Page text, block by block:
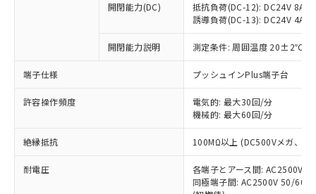
開閉能力(DC)
抵抗負荷(DC-12): DC24V 8A/
誘導負荷(DC-13): DC24V 4A/
開閉能力説明 測定条件: 周囲温度 20±2℃、
端子仕様 プッシュインPlus端子台
許容操作頻度
電気的: 最大30回/分
機械的: 最大60回/分
絶縁抵抗 100MΩ以上 (DC500Vメガ、点
耐電圧
各端子とアース間: AC2500V
同極端子間: AC2500V 50/
本サービスは、当社制御機器事業取扱
商品の当社在庫状況および標準価格
(税抜)を提供させていただくもので
当社制御機器事業取扱商品の中には、
ことをご了承ください。
在庫状況および標準価格照会結果は、
記載している更新日時点での社内デー
タに基づき作成されるものであり、閲
覧された時点での実際の在庫および標
準価格とは異なる場合があることをご
調査・確認中：EU RoHS指令（10物質）の
非含有の対応状況を調査中または確認中の
非該当品：ライセンス料など無形物で、有
害物質有無と関係のない商品です。
仕入先様の事情により、非含有部品として
いたものが、含有品と判明した場合などや
むを得ず変更することがあります。
*EU RoHS指令（10物質）：
鉛(Pb) 1000ppm以下、 水銀(Hg) 1000ppm以下、 カド
六価クロム(Cr(Ⅵ)) 1000ppm以下、ポリ臭化ビフェニル
類(PBB) 1000ppm以下、ポリ臭化ジフェニルエーテル類
「○」：最大均質材料含有率が中国RoHSの
基準値以下であることを示します。
「×」：最大均質材料含有率が中国RoHSの
基準値を超えていることを示します。
「－」：未確認です。当社販売部門へお問
*中国RoHS10物質の基準値 (GB/T26572)：
Pb(鉛) :1000ppm、 Hg(水銀) : 1000ppm、 Cd(カドミウ
Cr(Ⅵ)(六価クロム) : 1000ppm、 PBBs(ポリ臭化ビフェ
当社は、これら貴社製品のうち、外国
為替および外国貿易法に定める商品
または国外への提供する場合は、日本
国政府の輸出許可(または役務取引許
可)を取得するなどの必要な手続きを